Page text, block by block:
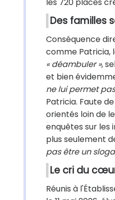
Des familles
Conséquence
comme Patricia,
« déambuler »,
et bien
ne lui permet
Patricia. Faute
orientés loin de
enquêtes sur les
plus seulement
pas être un
Le cri du
Réunis à